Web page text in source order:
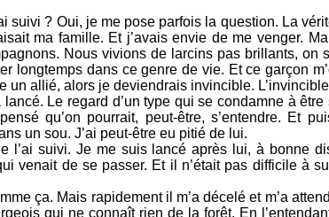
suivi ? Oui, je me pose parfois la question. La
ma famille. Et j’avais envie de me venger.
Nous vivions de larcins pas brillants, on
longtemps dans ce genre de vie. Et ce garçon
un allié, alors je deviendrais invincible.
lancé. Le regard d’un type qui se condamne à
qu’on pourrait, peut-être, s’entendre. Et
un sou. J’ai peut-être eu pitié de lui.
l’ai suivi. Je me suis lancé après lui, à bonne
venait de se passer. Et il n’était pas difficile à
ça. Mais rapidement il m’a décelé et m’a
qui ne connaît rien de la forêt. En